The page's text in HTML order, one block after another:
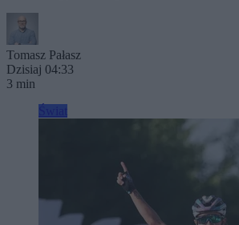
Tomasz Pałasz
Dzisiaj 04:33
3 min